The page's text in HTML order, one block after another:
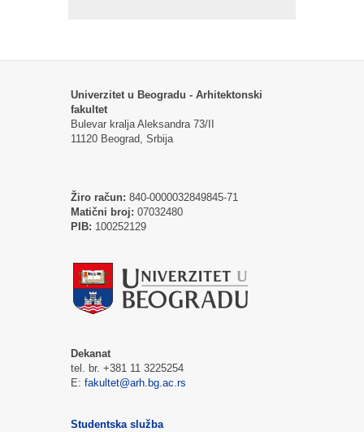
Univerzitet u Beogradu - Arhitektonski
fakultet
Bulevar kralja Aleksandra 73/II
11120 Beograd, Srbija
Žiro račun: 840-0000032849845-71
Matični broj: 07032480
PIB: 100252129
Dekanat
tel. br. +381 11 3225254
E: fakultet@arh.bg.ac.rs
Studentska služba